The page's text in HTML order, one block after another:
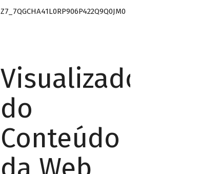
Z7_7QGCHA41L0RP906P422Q9Q0JM0
Visualizador
do
Conteúdo